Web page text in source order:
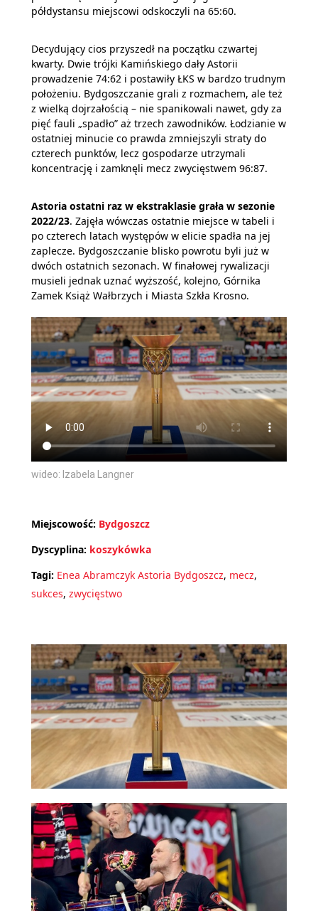
półdystansu miejscowi odskoczyli na 65:60.
Decydujący cios przyszedł na początku czwartej
kwarty. Dwie trójki Kamińskiego dały Astorii
prowadzenie 74:62 i postawiły ŁKS w bardzo trudnym
położeniu. Bydgoszczanie grali z rozmachem, ale też
z wielką dojrzałością – nie spanikowali nawet, gdy za
pięć fauli „spadło” aż trzech zawodników. Łodzianie w
ostatniej minucie co prawda zmniejszyli straty do
czterech punktów, lecz gospodarze utrzymali
koncentrację i zamknęli mecz zwycięstwem 96:87.
Astoria ostatni raz w ekstraklasie grała w sezonie
2022/23. Zajęła wówczas ostatnie miejsce w tabeli i
po czterech latach występów w elicie spadła na jej
zaplecze. Bydgoszczanie blisko powrotu byli już w
dwóch ostatnich sezonach. W finałowej rywalizacji
musieli jednak uznać wyższość, kolejno, Górnika
Zamek Książ Wałbrzych i Miasta Szkła Krosno.
wideo: Izabela Langner
Miejscowość: Bydgoszcz
Dyscyplina: koszykówka
Tagi: Enea Abramczyk Astoria Bydgoszcz, mecz,
sukces, zwycięstwo